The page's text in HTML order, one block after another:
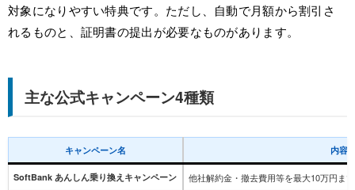
対象になりやすい特典です。ただし、自動で月額から割引さ
れるものと、証明書の提出が必要なものがあります。
主な公式キャンペーン4種類
キャンペーン名 内容
SoftBank あんしん乗り換えキャンペーン 他社解約金・撤去費用等を最大10万円ま